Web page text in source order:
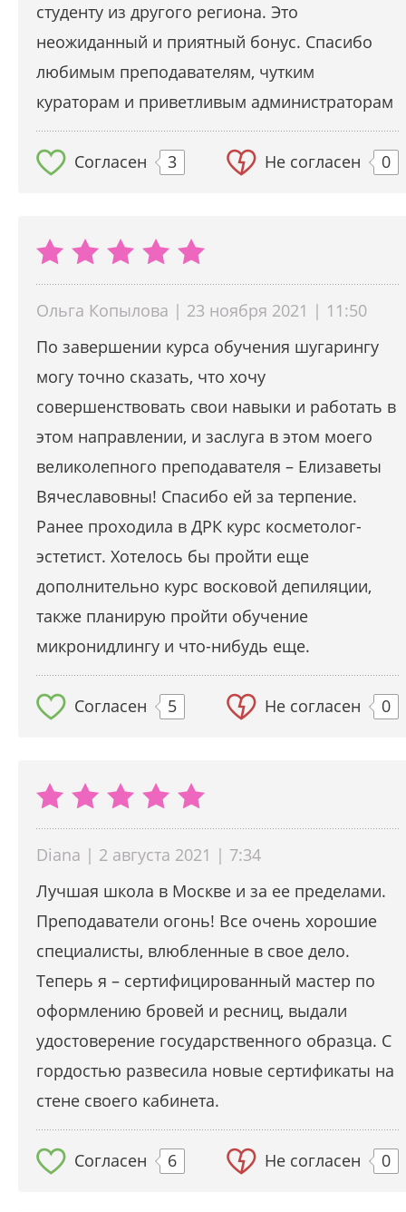
студенту из другого региона. Это
неожиданный и приятный бонус. Спасибо
любимым преподавателям, чутким
кураторам и приветливым администраторам
Согласен 3 Не согласен 0
Ольга Копылова | 23 ноября 2021 | 11:50
По завершении курса обучения шугарингу
могу точно сказать, что хочу
совершенствовать свои навыки и работать в
этом направлении, и заслуга в этом моего
великолепного преподавателя – Елизаветы
Вячеславовны! Спасибо ей за терпение.
Ранее проходила в ДРК курс косметолог-
эстетист. Хотелось бы пройти еще
дополнительно курс восковой депиляции,
также планирую пройти обучение
микронидлингу и что-нибудь еще.
Согласен 5 Не согласен 0
Diana | 2 августа 2021 | 7:34
Лучшая школа в Москве и за ее пределами.
Преподаватели огонь! Все очень хорошие
специалисты, влюбленные в свое дело.
Теперь я – сертифицированный мастер по
оформлению бровей и ресниц, выдали
удостоверение государственного образца. С
гордостью развесила новые сертификаты на
стене своего кабинета.
Согласен 6 Не согласен 0